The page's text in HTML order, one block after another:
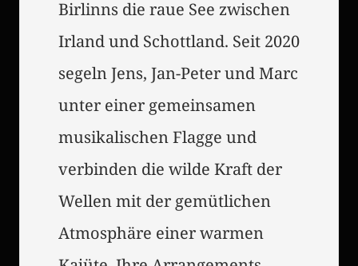
Birlinns die raue See zwischen
Irland und Schottland. Seit 2020
segeln Jens, Jan-Peter und Marc
unter einer gemeinsamen
musikalischen Flagge und
verbinden die wilde Kraft der
Wellen mit der gemütlichen
Atmosphäre einer warmen